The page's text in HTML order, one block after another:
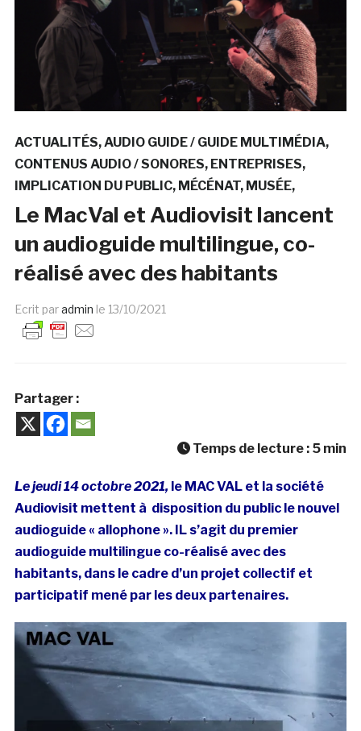
ACTUALITÉS AUDIO GUIDE / GUIDE MULTIMÉDIA
CONTENUS AUDIO / SONORES ENTREPRISES
IMPLICATION DU PUBLIC MÉCÉNAT MUSÉE
Le MacVal et Audiovisit lancent
un audioguide multilingue, co-
réalisé avec des habitants
Ecrit paradmin le 13/10/2021
Partager :
Temps de lecture : 5 min
Le jeudi 14 octobre 2021, le MAC VAL et la société
Audiovisit mettent à disposition du public le nouvel
audioguide « allophone ». IL s’agit du premier
audioguide multilingue co-réalisé avec des
habitants, dans le cadre d’un projet collectif et
participatif mené par les deux partenaires.